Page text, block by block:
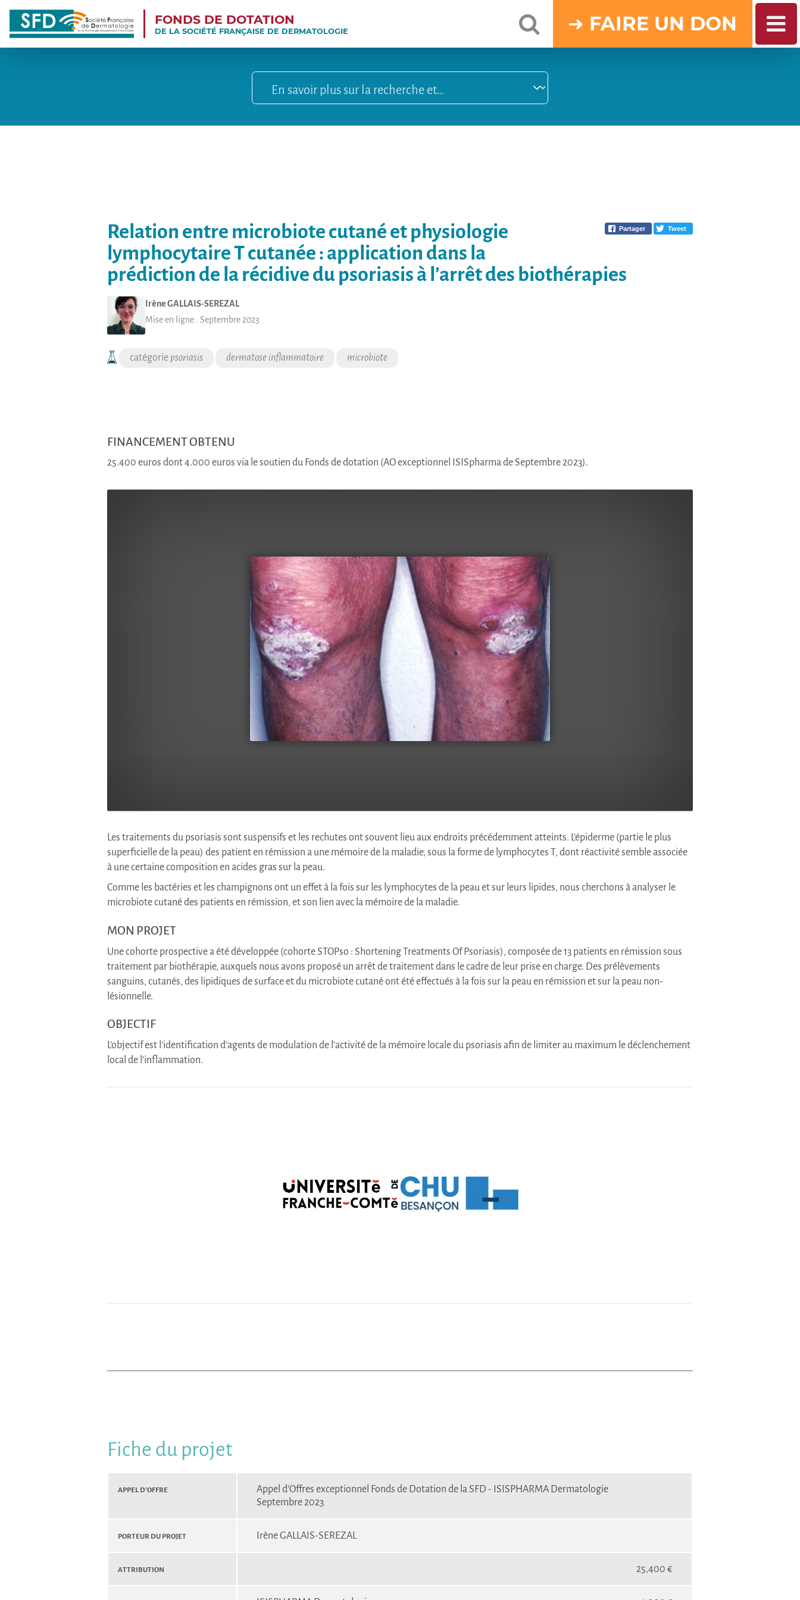
FONDS DE DOTATION
DE LA SOCIÉTÉ FRANÇAISE DE DERMATOLOGIE DON
Partager Tweet
Relation entre microbiote cutané et physiologie
lymphocytaire T cutanée : application dans la
prédiction de la récidive du psoriasis à l’arrêt des biothérapies
IrèneGALLAIS-SEREZAL
Mise en ligne : Septembre 2023
psoriasis dermatose inflammatoire microbiote
FINANCEMENT OBTENU
25.400 euros dont 4.000 euros via le soutien du Fonds de dotation (AO exceptionnel ISISpharma de Septembre 2023).
Les traitements du psoriasis sont suspensifs et les rechutes ont souvent lieu aux endroits précédemment atteints. L’épiderme (partie le plus
superficielle de la peau) des patient en rémission a une mémoire de la maladie, sous la forme de lymphocytes T, dont réactivité semble associée
à une certaine composition en acides gras sur la peau.
Comme les bactéries et les champignons ont un effet à la fois sur les lymphocytes de la peau et sur leurs lipides, nous cherchons à analyser le
microbiote cutané des patients en rémission, et son lien avec la mémoire de la maladie.
MON PROJET
Une cohorte prospective a été développée (cohorte STOPso : Shortening Treatments Of Psoriasis), composée de 13 patients en rémission sous
traitement par biothérapie, auxquels nous avons proposé un arrêt de traitement dans le cadre de leur prise en charge. Des prélèvements
sanguins, cutanés, des lipidiques de surface et du microbiote cutané ont été effectués à la fois sur la peau en rémission et sur la peau non-
lésionnelle.
OBJECTIF
L’objectif est l’identification d’agents de modulation de l’activité de la mémoire locale du psoriasis afin de limiter au maximum le déclenchement
local de l’inflammation.
Fiche du projet
Appel d’Offre
Appel d’Offres exceptionnel Fonds de Dotation de la SFD - ISISPHARMA Dermatologie
Septembre 2023
Porteur du projet Irène GALLAIS-SEREZAL
Attribution 25,400 €